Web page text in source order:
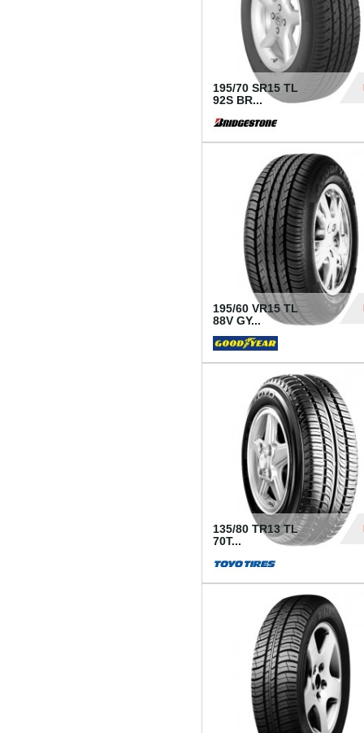
195/70 SR15 TL
92S BR...
195/60 VR15 TL
88V GY...
135/80 TR13 TL
70T...